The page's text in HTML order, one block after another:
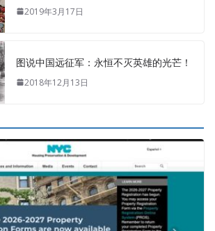
2019年3月17日
图说中国远征军：永恒不灭英雄的光芒！
2018年12月13日